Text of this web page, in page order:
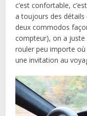
c’est confortable,
a toujours des détails
deux commodos
compteur), on a juste
rouler peu importe où
une invitation au